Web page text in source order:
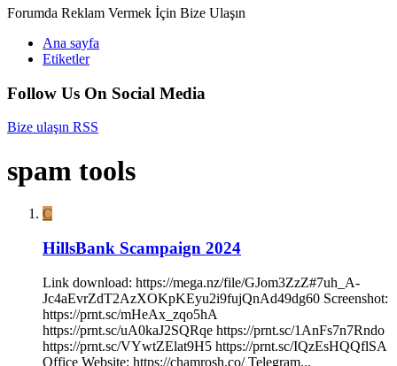
Forumda Reklam Vermek İçin Bize Ulaşın
Ana sayfa
Etiketler
Follow Us On Social Media
Bize ulaşın RSS
spam tools
C
HillsBank Scampaign 2024
Link download: https://mega.nz/file/GJom3ZzZ#7uh_A-
Jc4aEvrZdT2AzXOKpKEyu2i9fujQnAd49dg60 Screenshot:
https://prnt.sc/mHeAx_zqo5hA
https://prnt.sc/uA0kaJ2SQRqe https://prnt.sc/1AnFs7n7Rndo
https://prnt.sc/VYwtZElat9H5 https://prnt.sc/IQzEsHQQflSA
Office Website: https://chamrosh.co/ Telegram...